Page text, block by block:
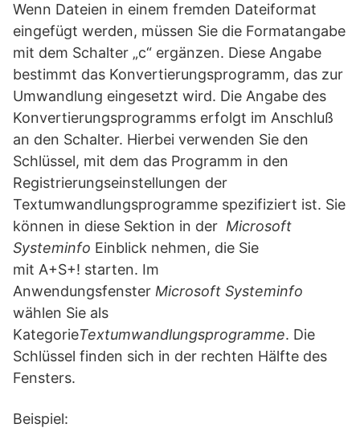
Wenn Dateien in einem fremden Dateiformat
eingefügt werden, müssen Sie die Formatangabe
mit dem Schalter „c“ ergänzen. Diese Angabe
bestimmt das Konvertierungsprogramm, das zur
Umwandlung eingesetzt wird. Die Angabe des
Konvertierungsprogramms erfolgt im Anschluß
an den Schalter. Hierbei verwenden Sie den
Schlüssel, mit dem das Programm in den
Registrierungseinstellungen der
Textumwandlungsprogramme spezifiziert ist. Sie
können in diese Sektion in der Microsoft
Systeminfo Einblick nehmen, die Sie
mit A+S+! starten. Im
Anwendungsfenster Microsoft Systeminfo
wählen Sie als
KategorieTextumwandlungsprogramme. Die
Schlüssel finden sich in der rechten Hälfte des
Fensters.
Beispiel: